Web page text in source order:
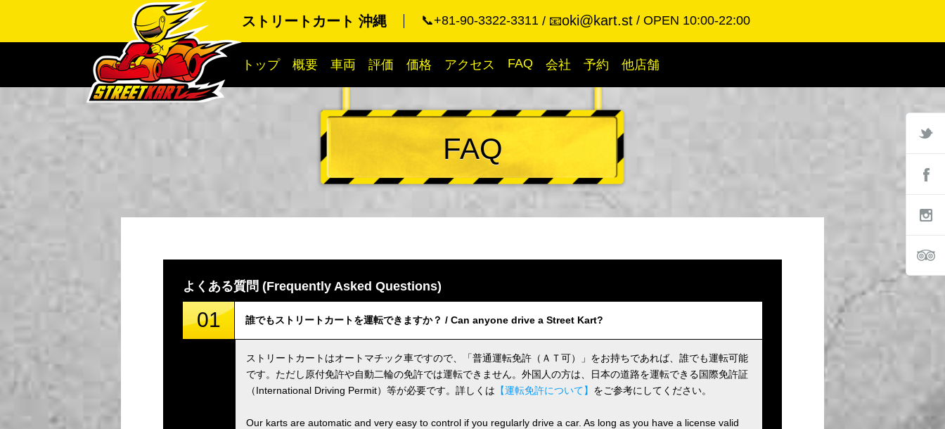
ストリートカート 沖縄 📞+81-90-3322-3311 📧oki@kart.st OPEN 10:00-22:00
トップ 概要 車両 評価 価格 アクセス FAQ 会社 予約 他店舗
FAQ
よくある質問 (Frequently Asked Questions)
01 誰でもストリートカートを運転できますか？ / Can anyone drive a Street Kart?
ストリートカートはオートマチック車ですので、「普通運転免許（ＡＴ可）」をお持ちであれば、誰でも運転可能
です。ただし原付免許や自動二輪の免許では運転できません。外国人の方は、日本の道路を運転できる国際免許証
（International Driving Permit）等が必要です。詳しくは 【運転免許について】 をご参考にしてください。
Our karts are automatic and very easy to control if you regularly drive a car. As long as you have a license valid